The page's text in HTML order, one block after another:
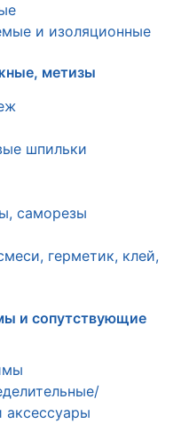
и изоляционные
метизы
шпильки
саморезы
герметик, клей,
и сопутствующие
аксессуары